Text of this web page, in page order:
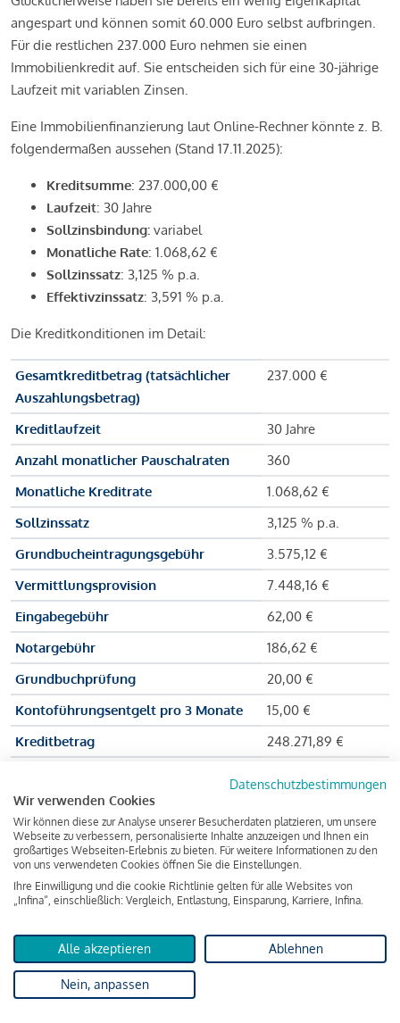
angespart und können somit 60.000 Euro selbst aufbringen.
Für die restlichen 237.000 Euro nehmen sie einen
Immobilienkredit auf. Sie entscheiden sich für eine 30-jährige
Laufzeit mit variablen Zinsen.
Eine Immobilienfinanzierung laut Online-Rechner könnte z. B.
folgendermaßen aussehen (Stand 17.11.2025):
Kreditsumme: 237.000,00 €
Laufzeit: 30 Jahre
Sollzinsbindung: variabel
Monatliche Rate: 1.068,62 €
Sollzinssatz: 3,125 % p.a.
Effektivzinssatz: 3,591 % p.a.
Die Kreditkonditionen im Detail:
Gesamtkreditbetrag (tatsächlicher
Auszahlungsbetrag)
237.000 €
Kreditlaufzeit
30 Jahre
Anzahl monatlicher Pauschalraten
360
Monatliche Kreditrate
1.068,62 €
Sollzinssatz
3,125 % p.a.
Grundbucheintragungsgebühr
3.575,12 €
Vermittlungsprovision
7.448,16 €
Eingabegebühr
62,00 €
Notargebühr
186,62 €
Grundbuchprüfung
20,00 €
Kontoführungsentgelt pro 3 Monate
15,00 €
Kreditbetrag
248.271,89 €
Zu zahlender Gesamtbetrag
Kreditvermittler
INFINA Credit
Broker GmbH
von 237.000 Euro ausgezahlt, um die Wohnung zu kaufen.
Darüber hinaus fallen aber noch einige Gebühren an (z. B. die
Grundbucheintragungsgebühr), sodass die Bank den
Datenschutzbestimmungen
Wir verwenden Cookies
Wir können diese zur Analyse unserer Besucherdaten platzieren, um unsere
Webseite zu verbessern, personalisierte Inhalte anzuzeigen und Ihnen ein
großartiges Webseiten-Erlebnis zu bieten. Für weitere Informationen zu den
von uns verwendeten Cookies öffnen Sie die Einstellungen.
Ihre Einwilligung und die cookie Richtlinie gelten für alle Websites von
„Infina“, einschließlich: Vergleich, Entlastung, Einsparung, Karriere, Infina.
Alle akzeptieren Ablehnen
Nein, anpassen